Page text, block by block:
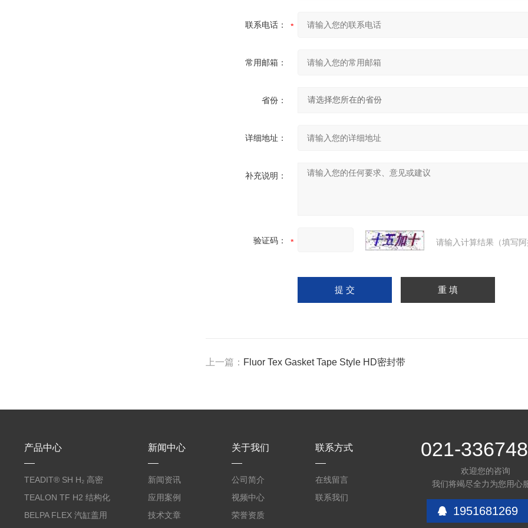
联系电话：
常用邮箱：
省份：
详细地址：
补充说明：
验证码： 请输入计算结果（填写
上一篇： Fluor Tex Gasket Tape Style HD密封带
产品中心
TEADIT® SH H₂ 高密
度纯PTFE垫片
TEALON TF H2 结构化
PTFE垫片
BELPA FLEX 汽缸盖用
新闻中心
新闻资讯
应用案例
技术文章
关于我们
公司简介
视频中心
荣誉资质
联系方式
在线留言
联系我们
021-
欢迎您的咨询
我们将竭尽全力为您用心
1951681269